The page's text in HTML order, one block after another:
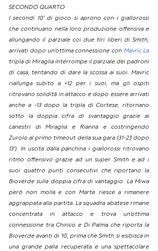
SECONDO QUARTO
I secondi 10’ di gioco si aprono con i giallorossi
che continuano nella loro produzione offensiva e
allungando il parziale coi due tiri liberi di Smith,
arrivati dopo un’ottima connessione con Mavric.La
tripla di Miraglia interrompe il parziale dei padroni
di casa, tentando di dare la scossa ai suoi. Mavric
riallunga subito a +12 per i suoi, ma gli ospiti
ritrovano solidità in attacco e dopo essere arrivati
anche a -13 dopo la tripla di Cortese, ritornano
sotto la doppia cifra di svantaggio grazie ai
canestri di Miraglia e Rianna e costringendo
Zurolo al primo timeout della sua gara (31-23 dopo
13’). In uscita dalla panchina i giallorossi ritrovano
ritmo offensivo grazie ad un super Smith e ad i
suoi quattro punti consecutivi che riportano la
Bioverde sulla doppia cifra di vantaggio. La Miwa
però non molla e con Marte riesce a rimanere
aggrappata alla partita. La squadra abatese rimane
concentrata in attacco e trova un’ottima
connessione tra Chirico e Di Palma che riporta la
Bioverde avanti di 10, prima che Smith si esibisca in
una grande palla recuperata e una spettacolare